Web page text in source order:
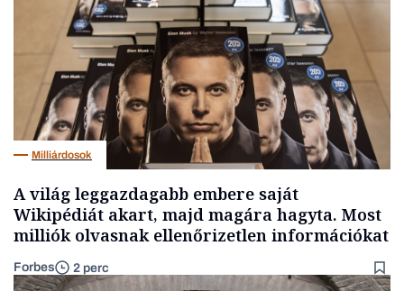
Milliárdosok
A világ leggazdagabb embere saját
Wikipédiát akart, majd magára hagyta. Most
milliók olvasnak ellenőrizetlen információkat
Forbes 2 perc